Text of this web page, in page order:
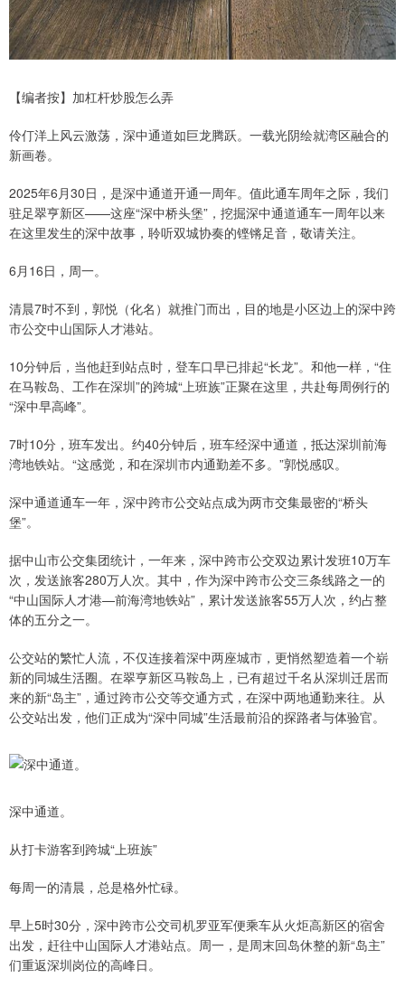
【编者按】加杠杆炒股怎么弄
伶仃洋上风云激荡，深中通道如巨龙腾跃。一载光阴绘就湾区融合的
新画卷。
2025年6月30日，是深中通道开通一周年。值此通车周年之际，我们
驻足翠亨新区——这座“深中桥头堡”，挖掘深中通道通车一周年以来
在这里发生的深中故事，聆听双城协奏的铿锵足音，敬请关注。
6月16日，周一。
清晨7时不到，郭悦（化名）就推门而出，目的地是小区边上的深中跨
市公交中山国际人才港站。
10分钟后，当他赶到站点时，登车口早已排起“长龙”。和他一样，“住
在马鞍岛、工作在深圳”的跨城“上班族”正聚在这里，共赴每周例行的
“深中早高峰”。
7时10分，班车发出。约40分钟后，班车经深中通道，抵达深圳前海
湾地铁站。“这感觉，和在深圳市内通勤差不多。”郭悦感叹。
深中通道通车一年，深中跨市公交站点成为两市交集最密的“桥头
堡”。
据中山市公交集团统计，一年来，深中跨市公交双边累计发班10万车
次，发送旅客280万人次。其中，作为深中跨市公交三条线路之一的
“中山国际人才港—前海湾地铁站”，累计发送旅客55万人次，约占整
体的五分之一。
公交站的繁忙人流，不仅连接着深中两座城市，更悄然塑造着一个崭
新的同城生活圈。在翠亨新区马鞍岛上，已有超过千名从深圳迁居而
来的新“岛主”，通过跨市公交等交通方式，在深中两地通勤来往。从
公交站出发，他们正成为“深中同城”生活最前沿的探路者与体验官。
深中通道。
从打卡游客到跨城“上班族”
每周一的清晨，总是格外忙碌。
早上5时30分，深中跨市公交司机罗亚军便乘车从火炬高新区的宿舍
出发，赶往中山国际人才港站点。周一，是周末回岛休整的新“岛主”
们重返深圳岗位的高峰日。